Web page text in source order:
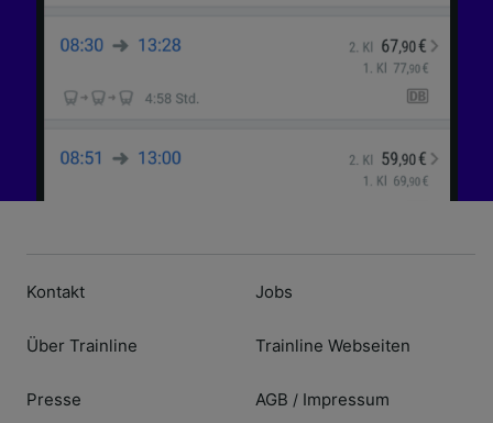
Kontakt
Über Trainline
Presse
Jobs
Trainline Webseiten
AGB / Impressum